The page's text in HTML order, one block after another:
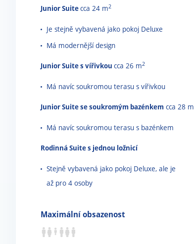
Junior Suitecca 24 m2
Je stejně vybavená jako pokoj Deluxe
Má modernější design
Junior Suite s vířivkou cca 26 m2
Má navíc soukromou terasu s vířivkou
Junior Suite se soukromým bazénkem cca 28 m
Má navíc soukromou terasu s bazénkem
Rodinná Suite s jednou ložnicí
Stejně vybavená jako pokoj Deluxe, ale je
až pro 4 osoby
Maximální obsazenost